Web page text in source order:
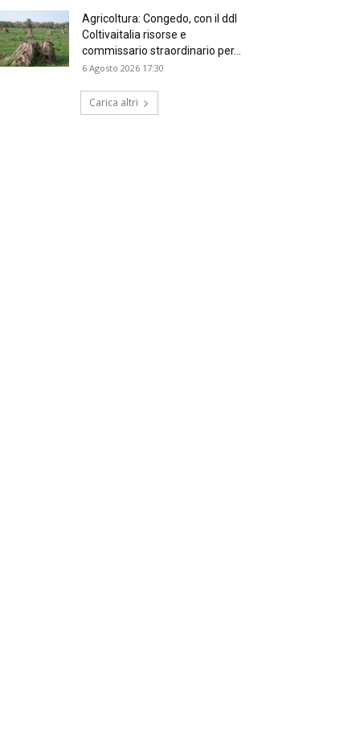
Agricoltura: Congedo, con il ddl
Coltivaitalia risorse e
commissario straordinario per...
6 Agosto 2026 17:30
Carica altri